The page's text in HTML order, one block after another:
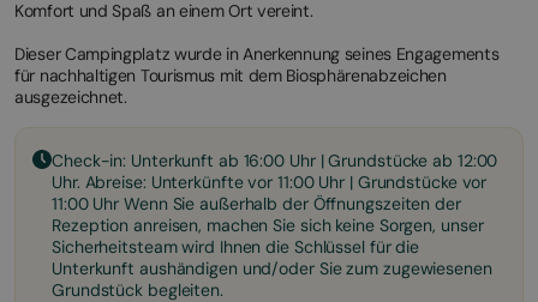
Komfort und Spaß an einem Ort vereint.
Dieser Campingplatz wurde in Anerkennung seines Engagements
für nachhaltigen Tourismus mit dem Biosphärenabzeichen
ausgezeichnet.
Check-in: Unterkunft ab 16:00 Uhr | Grundstücke ab 12:00
Uhr. Abreise: Unterkünfte vor 11:00 Uhr | Grundstücke vor
11:00 Uhr Wenn Sie außerhalb der Öffnungszeiten der
Rezeption anreisen, machen Sie sich keine Sorgen, unser
Sicherheitsteam wird Ihnen die Schlüssel für die
Unterkunft aushändigen und/oder Sie zum zugewiesenen
Grundstück begleiten.